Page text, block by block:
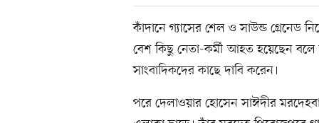
কাঁদানে গ্যাসের শেল ও সাউন্ড গ্রেনেড
বেশ কিছু নেতা-কর্মী আহত হয়েছেন বলে
সাংবাদিকদের কাছে দাবি করেন।
পরে দেলাওয়ার হোসেন সাঈদীর